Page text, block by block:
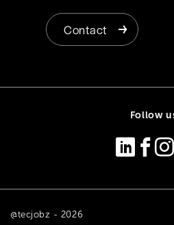
Contact
Follow
@tecjobz - 2026